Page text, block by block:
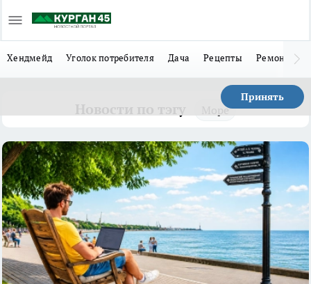
Хендмейд Уголок потребителя Дача Рецепты Ремонт
Принять
Море